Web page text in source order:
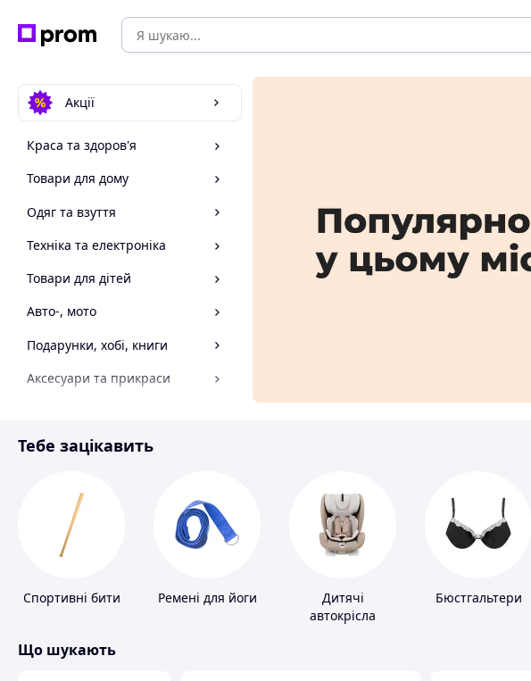
Акції
Краса та здоров'я
Товари для дому
Одяг та взуття
Техніка та електроніка
Товари для дітей
Авто-, мото
Подарунки, хобі, книги
Аксесуари та прикраси
Спорт і відпочинок
Тебе зацікавить
Спортивні бити Ремені для йоги
Дитячі
автокрісла
Бюстгальтери
Що шукають